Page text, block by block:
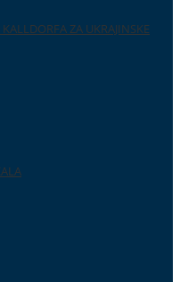
ZA UKRAJINSKE